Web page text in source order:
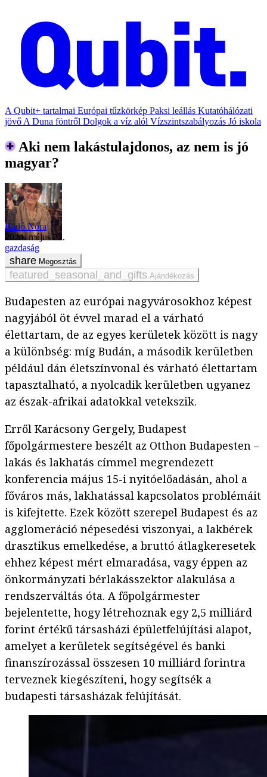
A Qubit+ tartalmai Európai tűzkörkép Paksi leállás Kutatóhálózati
jövő A Duna föntről Dolgok a víz alól Vízszintszabályozás Jó iskola
Aki nem lakástulajdonos, az nem is jó
magyar?
Radó Nóra
2024. május 22.
gazdaság
Megosztás
Ajándékozás
Budapesten az európai nagyvárosokhoz képest
nagyjából öt évvel marad el a várható
élettartam, de az egyes kerületek között is nagy
a különbség: míg Budán, a második kerületben
például dán életszínvonal és várható élettartam
tapasztalható, a nyolcadik kerületben ugyanez
az észak-afrikai adatokkal vetekszik.
Erről Karácsony Gergely, Budapest
főpolgármestere beszélt az Otthon Budapesten –
lakás és lakhatás címmel megrendezett
konferencia május 15-i nyitóelőadásán, ahol a
főváros más, lakhatással kapcsolatos problémáit
is kifejtette. Ezek között szerepel Budapest és az
agglomeráció népesedési viszonyai, a lakbérek
drasztikus emelkedése, a bruttó átlagkeresetek
ehhez képest mért elmaradása, vagy éppen az
önkormányzati bérlakásszektor alakulása a
rendszerváltás óta. A főpolgármester
bejelentette, hogy létrehoznak egy 2,5 milliárd
forint értékű társasházi épületfelújítási alapot,
amelyet a kerületek segítségével és banki
finanszírozással összesen 10 milliárd forintra
terveznek kiegészíteni, hogy segítsék a
budapesti társasházak felújítását.